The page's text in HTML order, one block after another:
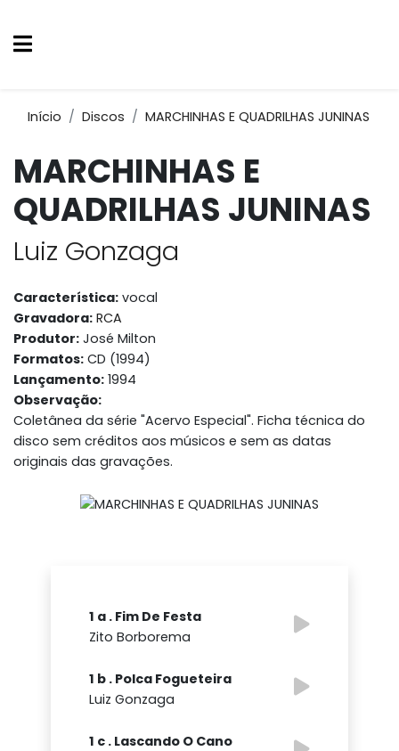
Início Discos MARCHINHAS E QUADRILHAS JUNINAS
MARCHINHAS E
QUADRILHAS JUNINAS
Luiz Gonzaga
Característica: vocal
Gravadora: RCA
Produtor: José Milton
Formatos: CD (1994)
Lançamento: 1994
Observação:
Coletânea da série "Acervo Especial". Ficha técnica do
disco sem créditos aos músicos e sem as datas
originais das gravações.
1 a . Fim De Festa
Zito Borborema
1 b . Polca Fogueteira
Luiz Gonzaga
1 c . Lascando O Cano